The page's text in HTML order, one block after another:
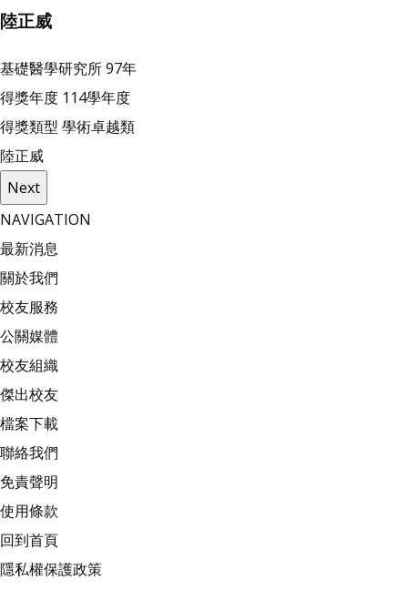
陸正威
基礎醫學研究所97年
得獎年度 114學年度
得獎類型 學術卓越類
陸正威
Next
NAVIGATION
最新消息
關於我們
校友服務
公關媒體
校友組織
傑出校友
檔案下載
聯絡我們
免責聲明
使用條款
回到首頁
隱私權保護政策